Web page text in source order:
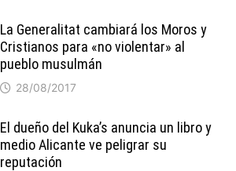
La Generalitat cambiará los Moros y
Cristianos para «no violentar» al
pueblo musulmán
28/08/2017
El dueño del Kuka’s anuncia un libro y
medio Alicante ve peligrar su
reputación